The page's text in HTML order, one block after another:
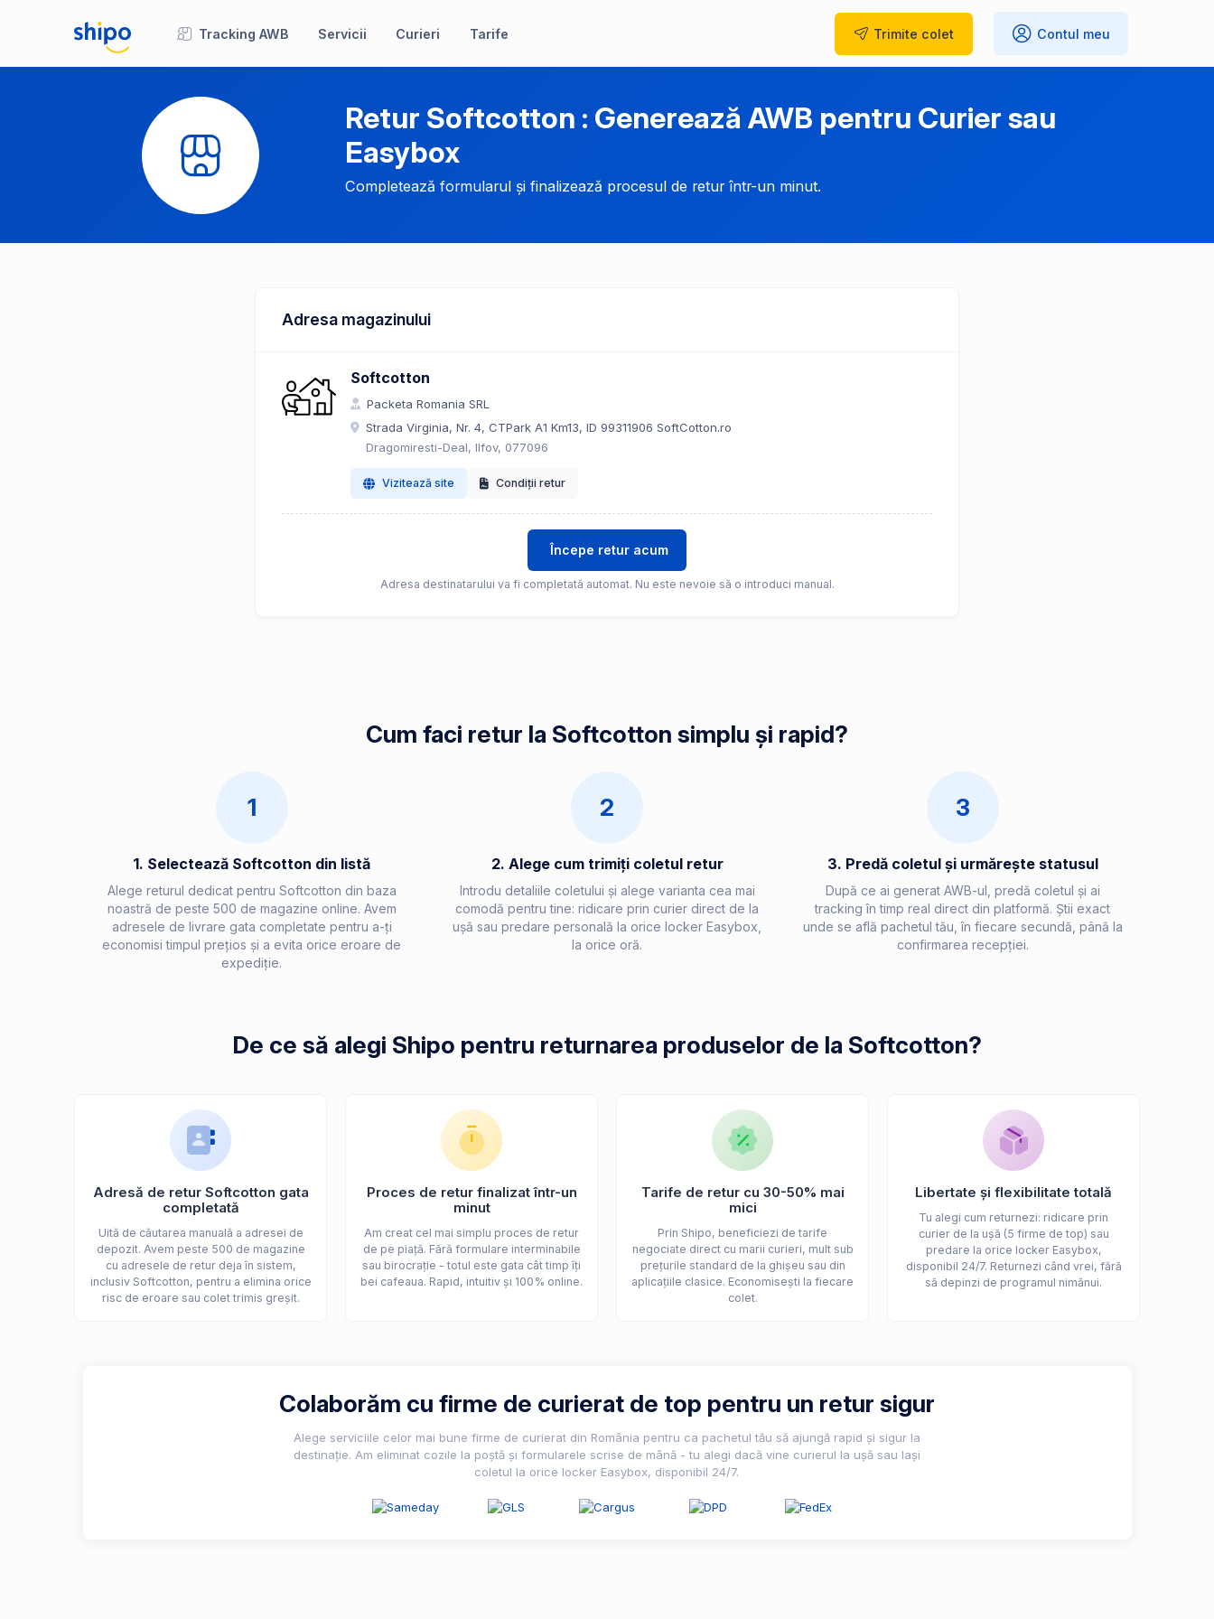
Tracking AWB Servicii Curieri Tarife Trimite colet Contul meu
Retur Softcotton : Generează AWB pentru Curier sau
Easybox
Completează formularul și finalizează procesul de retur într-un minut.
Adresa magazinului
Softcotton
Packeta Romania SRL
Strada Virginia, Nr. 4, CTPark A1 Km13, ID 99311906 SoftCotton.ro
Dragomiresti-Deal, Ilfov, 077096
Vizitează site Condiții retur
Începe retur acum
Adresa destinatarului va fi completată automat. Nu este nevoie să o introduci manual.
Cum faci retur la Softcotton simplu și rapid?
1
1. Selectează Softcotton din listă
Alege returul dedicat pentru Softcotton din baza
noastră de peste 500 de magazine online. Avem
adresele de livrare gata completate pentru a-ți
economisi timpul prețios și a evita orice eroare de
expediție.
2
2. Alege cum trimiți coletul retur
Introdu detaliile coletului și alege varianta cea mai
comodă pentru tine: ridicare prin curier direct de la
ușă sau predare personală la orice locker Easybox,
la orice oră.
3
3. Predă coletul și urmărește statusul
După ce ai generat AWB-ul, predă coletul și ai
tracking în timp real direct din platformă. Știi exact
unde se află pachetul tău, în fiecare secundă, până la
confirmarea recepției.
De ce să alegi Shipo pentru returnarea produselor de la Softcotton?
Adresă de retur Softcotton gata
completată
Uită de căutarea manuală a adresei de
depozit. Avem peste 500 de magazine
cu adresele de retur deja în sistem,
inclusiv Softcotton, pentru a elimina orice
risc de eroare sau colet trimis greșit.
Proces de retur finalizat într-un
minut
Am creat cel mai simplu proces de retur
de pe piață. Fără formulare interminabile
sau birocrație - totul este gata cât timp îți
bei cafeaua. Rapid, intuitiv și 100% online.
Tarife de retur cu 30-50% mai
mici
Prin Shipo, beneficiezi de tarife
negociate direct cu marii curieri, mult sub
prețurile standard de la ghișeu sau din
aplicațiile clasice. Economisești la fiecare
colet.
Libertate și flexibilitate totală
Tu alegi cum returnezi: ridicare prin
curier de la ușă (5 firme de top) sau
predare la orice locker Easybox,
disponibil 24/7. Returnezi când vrei, fără
să depinzi de programul nimănui.
Colaborăm cu firme de curierat de top pentru un retur sigur
Alege serviciile celor mai bune firme de curierat din România pentru ca pachetul tău să ajungă rapid și sigur la
destinație. Am eliminat cozile la poștă și formularele scrise de mână - tu alegi dacă vine curierul la ușă sau lași
coletul la orice locker Easybox, disponibil 24/7.